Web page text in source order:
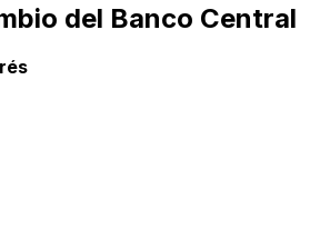
del Banco Central